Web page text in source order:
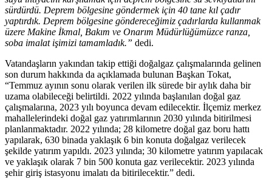
sürdürdü. Deprem bölgesine göndermek için 40 tane kıl çadır
yaptırdık. Deprem bölgesine göndereceğimiz çadırlarda kullanmak
üzere Makine İkmal, Bakım ve Onarım Müdürlüğümüzce ranza,
soba imalat işimizi tamamladık.” dedi.
Vatandaşların yakından takip ettiği doğalgaz çalışmalarında gelinen
son durum hakkında da açıklamada bulunan Başkan Tokat,
“Temmuz ayının sonu olarak verilen ilk sürede bir aylık daha bir
uzama olabileceği belirtildi. 2022 yılında başlanılan doğal gaz
çalışmalarına, 2023 yılı boyunca devam edilecektir. İlçemiz merkez
mahallelerindeki doğal gaz yatırımlarının 2030 yılında bitirilmesi
planlanmaktadır. 2022 yılında; 28 kilometre doğal gaz boru hattı
yapılarak, 630 binada yaklaşık 6 bin konuta doğalgaz verilecek
şekilde yatırım yapıldı. 2023 yılında; 30 kilometre yatırım yapılacak
ve yaklaşık olarak 7 bin 500 konuta gaz verilecektir. 2023 yılında
şehir giriş istasyonu imalatı da bitirilecektir.” dedi.